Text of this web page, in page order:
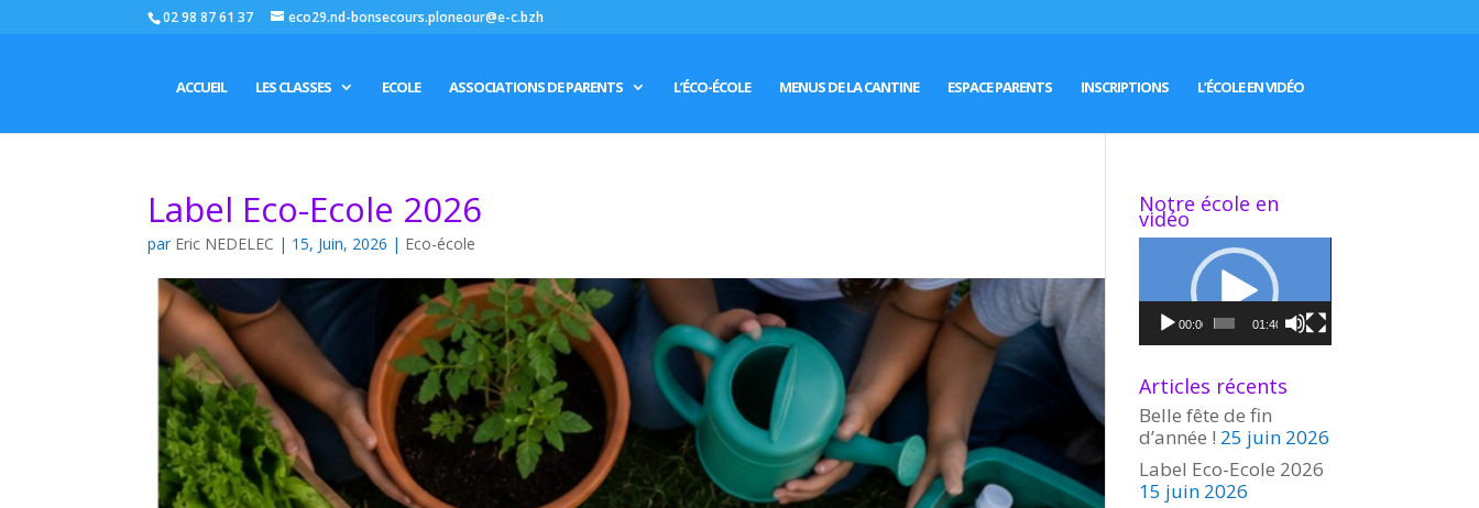
02 98 87 61 37 eco29.nd-bonsecours.ploneour@e-c.bzh
ACCUEIL LES CLASSES ECOLE ASSOCIATIONS DE PARENTS L’ÉCO-ÉCOLE MENUS DE LA CANTINE ESPACE PARENTS INSCRIPTIONS L’ÉCOLE EN VIDÉO
Label Eco-Ecole 2026
par Eric NEDELEC | 15, Juin, 2026 | Eco-école
Notre école en
vidéo
00:00 01:40
Articles récents
Belle fête de fin
d’année ! 25 juin 2026
Label Eco-Ecole 2026
15 juin 2026